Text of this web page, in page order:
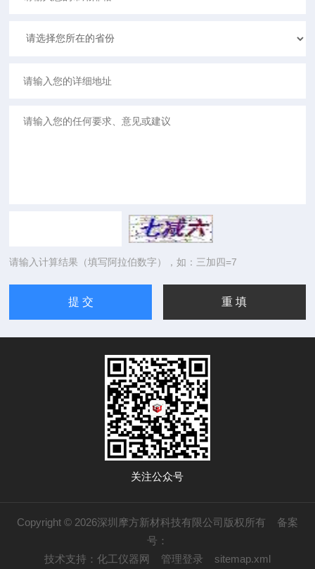
请输入计算结果（填写阿拉伯数字），如：三加四=7
关注公众号
Copyright © 2026深圳摩方新材科技有限公司版权所有 备案
号：
技术支持： 化工仪器网 管理登录 sitemap.xml